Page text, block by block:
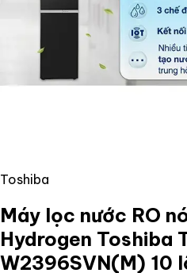
Toshiba
Máy lọc nước RO
Hydrogen Toshiba
W2396SVN(M) 10